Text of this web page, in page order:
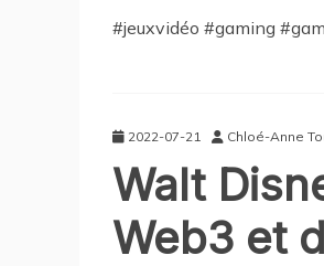
#jeuxvidéo #gaming
2022-07-21 Chloé-Anne
Walt
Web3 et